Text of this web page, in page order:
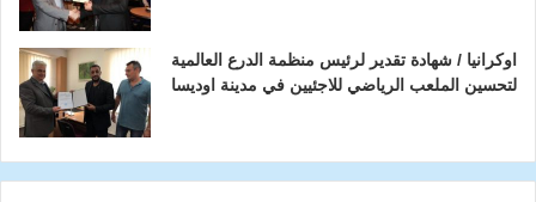
اوكرانيا / شهادة تقدير لرئيس منظمة الدرع العالمية
لتحسين الملعب الرياضي للاجئيين في مدينة اوديسا